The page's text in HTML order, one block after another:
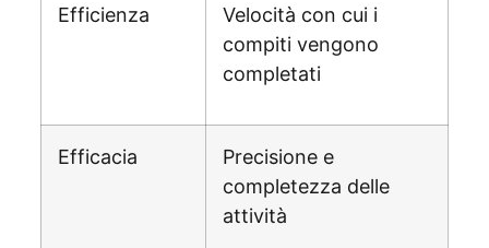
Efficienza
Velocità con cui i
compiti vengono
completati
Efficacia
Precisione e
completezza delle
attività